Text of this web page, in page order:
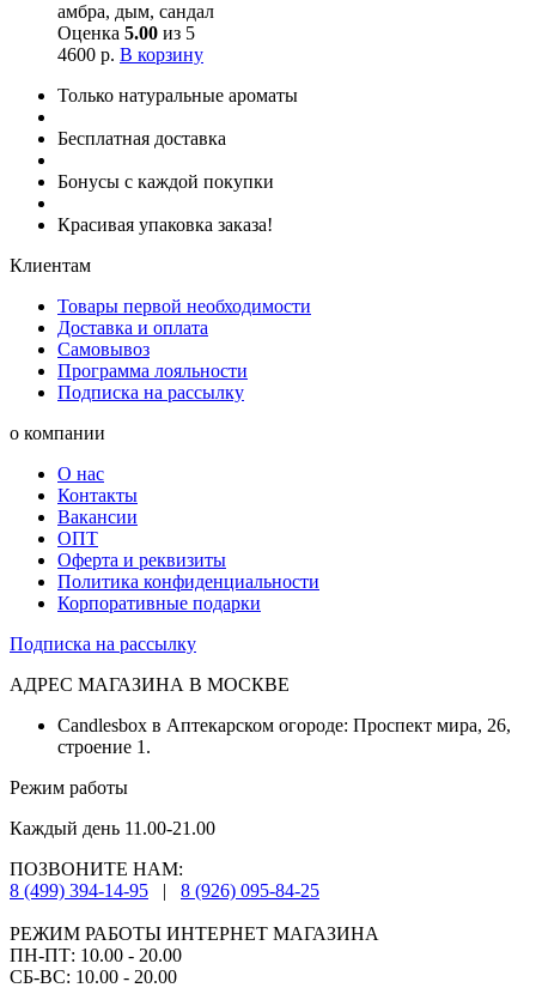
амбра, дым, сандал
Оценка 5.00 из 5
4600 р. В корзину
Только натуральные ароматы
Бесплатная доставка
Бонусы с каждой покупки
Красивая упаковка заказа!
Клиентам
Товары первой необходимости
Доставка и оплата
Самовывоз
Программа лояльности
Подписка на рассылку
о компании
О нас
Контакты
Вакансии
ОПТ
Оферта и реквизиты
Политика конфиденциальности
Корпоративные подарки
Подписка на рассылку
АДРЕС МАГАЗИНА В МОСКВЕ
Candlesbox в Аптекарском огороде: Проспект мира, 26,
строение 1.
Режим работы
Каждый день 11.00-21.00
ПОЗВОНИТЕ НАМ:
8 (499) 394-14-95
| 8 (926) 095-84-25
РЕЖИМ РАБОТЫ ИНТЕРНЕТ МАГАЗИНА
ПН-ПТ: 10.00 - 20.00
СБ-ВС: 10.00 - 20.00